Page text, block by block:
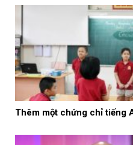
Thêm một chứng chỉ tiếng